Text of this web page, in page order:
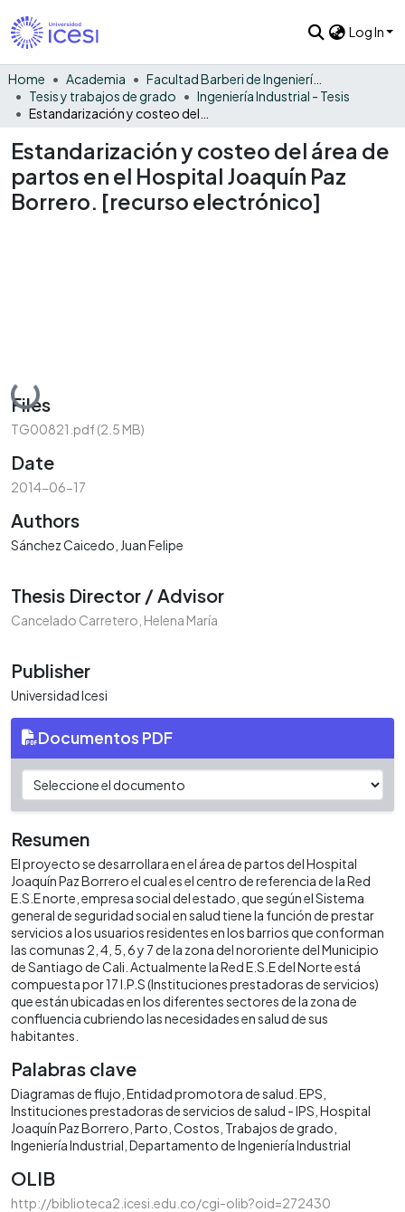
Log In
Home Academia
Facultad Barberi de Ingeniería, Diseño y Ciencias Aplicadas
Tesis y trabajos de grado
Ingeniería Industrial - Tesis
Estandarización y costeo del área de
partos en el Hospital Joaquín Paz
Borrero. [recurso electrónico]
Loading...
Files
TG00821.pdf(2.5 MB)
Date
2014-06-17
Authors
Sánchez Caicedo, Juan Felipe
Thesis Director / Advisor
Cancelado Carretero, Helena María
Publisher
Universidad Icesi
Documentos PDF
Resumen
El proyecto se desarrollara en el área de partos del Hospital
Joaquín Paz Borrero el cual es el centro de referencia de la Red
E.S.E norte, empresa social del estado, que según el Sistema
general de seguridad social en salud tiene la función de prestar
servicios a los usuarios residentes en los barrios que conforman
las comunas 2, 4, 5, 6 y 7 de la zona del nororiente del Municipio
de Santiago de Cali. Actualmente la Red E.S.E del Norte está
compuesta por 17 I.P.S (Instituciones prestadoras de servicios)
que están ubicadas en los diferentes sectores de la zona de
confluencia cubriendo las necesidades en salud de sus
habitantes.
Palabras clave
Diagramas de flujo Entidad promotora de salud. EPS
Instituciones prestadoras de servicios de salud - IPS Hospital
Joaquín Paz Borrero Parto Costos Trabajos de grado
Ingeniería Industrial Departamento de Ingeniería Industrial
OLIB
http://biblioteca2.icesi.edu.co/cgi-olib?oid=272430